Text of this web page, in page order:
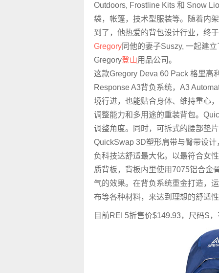
Outdoors, Frostline Kits 和 Snow
袋，帐篷，技术型服装等。随着内
到了，他热爱的背包设计行业，终
Gregory 同他的妻子Suszy, 一起建
Gregory登山用品公司。
这款Gregory Deva 60 Pack 格里高
Response A3背负系统，A3
境行进，也能贴合身体、维持重心
调整能力和多用途的重装背包。
调整角度。同时，可拆式的腰部垫
QuickSwap 3D塑形肩带与臀带设
负科技达舒适最大化。以最符合女
质背板，背板内里使用7075铝合金
气的效果。在背负系统重金打造，
布等各种材料，来达到理想的舒适
目前REI 5折售价$149.93，尺码S